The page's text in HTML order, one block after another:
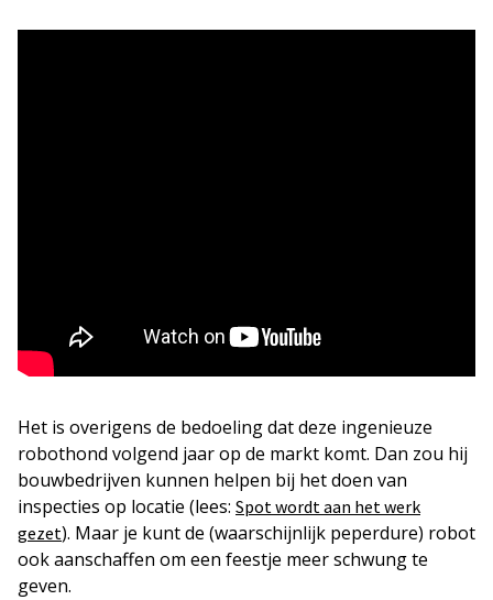
Het is overigens de bedoeling dat deze ingenieuze
robothond volgend jaar op de markt komt. Dan zou hij
bouwbedrijven kunnen helpen bij het doen van
inspecties op locatie (lees: Spot wordt aan het werk
gezet). Maar je kunt de (waarschijnlijk peperdure) robot
ook aanschaffen om een feestje meer schwung te
geven.